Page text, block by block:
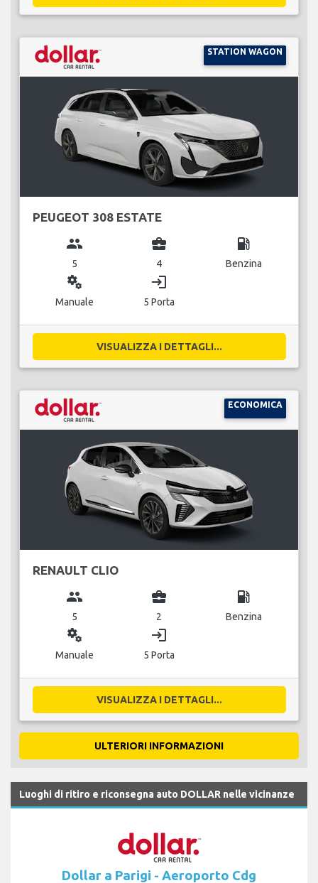
STATION WAGON
PEUGEOT 308 ESTATE
group
5
business_center
4
local_gas_station
Benzina
miscellaneous_services
Manuale
login
5 Porta
VISUALIZZA I DETTAGLI...
ECONOMICA
RENAULT CLIO
group
5
business_center
2
local_gas_station
Benzina
miscellaneous_services
Manuale
login
5 Porta
VISUALIZZA I DETTAGLI...
ULTERIORI INFORMAZIONI
Luoghi di ritiro e riconsegna auto DOLLAR nelle vicinanze
Dollar a Parigi - Aeroporto Cdg